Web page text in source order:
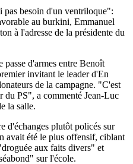
pas besoin d'un ventriloque":
au burkini, Emmanuel
à l'adresse de la présidente du
d'armes entre Benoît
invitant le leader d'En
de la campagne. "C'est
PS", a commenté Jean-Luc
la salle.
d'échanges plutôt policés sur
avait été le plus offensif, ciblant
aux faits divers" et
sur l'école.